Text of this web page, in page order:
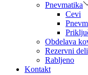
Pnevmatika
Cevi
Obdelava
Rezervni deli
Rabljeno
Kontakt